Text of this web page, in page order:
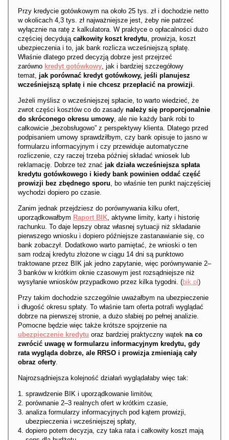
Przy kredycie gotówkowym na około 25 tys. zł i dochodzie netto
w okolicach 4,3 tys. zł najważniejsze jest, żeby nie patrzeć
wyłącznie na ratę z kalkulatora. W praktyce o opłacalności dużo
częściej decydują całkowity koszt kredytu, prowizja, koszt
ubezpieczenia i to, jak bank rozlicza wcześniejszą spłatę.
Właśnie dlatego przed decyzją dobrze jest przejrzeć
zarówno kredyt gotówkowy, jak i bardziej szczegółowy
temat, jak porównać kredyt gotówkowy, jeśli planujesz
wcześniejszą spłatę i nie chcesz przepłacić na prowizji.
Jeżeli myślisz o wcześniejszej spłacie, to warto wiedzieć, że
zwrot części kosztów co do zasady należy się proporcjonalnie
do skróconego okresu umowy, ale nie każdy bank robi to
całkowicie „bezobsługowo” z perspektywy klienta. Dlatego przed
podpisaniem umowy sprawdziłbym, czy bank opisuje to jasno w
formularzu informacyjnym i czy przewiduje automatyczne
rozliczenie, czy raczej trzeba później składać wniosek lub
reklamację. Dobrze też znać jak działa wcześniejsza spłata
kredytu gotówkowego i kiedy bank powinien oddać część
prowizji bez zbędnego sporu, bo właśnie ten punkt najczęściej
wychodzi dopiero po czasie.
Zanim jednak przejdziesz do porównywania kilku ofert,
uporządkowałbym Raport BIK, aktywne limity, karty i historię
rachunku. To daje lepszy obraz własnej sytuacji niż składanie
pierwszego wniosku i dopiero późniejsze zastanawianie się, co
bank zobaczył. Dodatkowo warto pamiętać, że wnioski o ten
sam rodzaj kredytu złożone w ciągu 14 dni są punktowo
traktowane przez BIK jak jedno zapytanie, więc porównywanie 2–
3 banków w krótkim oknie czasowym jest rozsądniejsze niż
wysyłanie wniosków przypadkowo przez kilka tygodni. (bik.pl ⁠)
Przy takim dochodzie szczególnie uważałbym na ubezpieczenie
i długość okresu spłaty. To właśnie tam oferta potrafi wyglądać
dobrze na pierwszej stronie, a dużo słabiej po pełnej analizie.
Pomocne będzie więc także krótsze spojrzenie na
ubezpieczenie kredytu oraz bardziej praktyczny wątek na co
zwrócić uwagę w formularzu informacyjnym kredytu, gdy
rata wygląda dobrze, ale RRSO i prowizja zmieniają cały
obraz oferty.
Najrozsądniejsza kolejność działań wyglądałaby więc tak:
sprawdzenie BIK i uporządkowanie limitów,
porównanie 2–3 realnych ofert w krótkim czasie,
analiza formularzy informacyjnych pod kątem prowizji,
ubezpieczenia i wcześniejszej spłaty,
dopiero potem decyzja, czy taka rata i całkowity koszt mają